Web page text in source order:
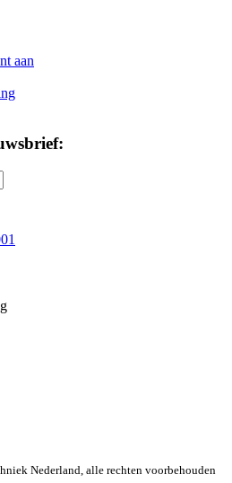
aan
Nederland, alle rechten voorbehouden